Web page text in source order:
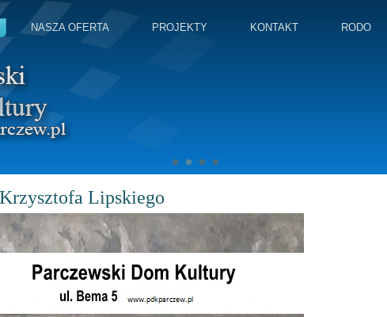
NASZA OFERTA PROJEKTY KONTAKT RODO
Lipskiego